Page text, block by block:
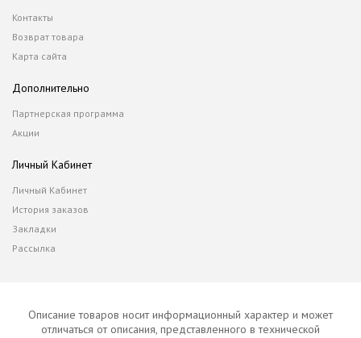
Контакты
Возврат товара
Карта сайта
Дополнительно
Партнерская программа
Акции
Личный Кабинет
Личный Кабинет
История заказов
Закладки
Рассылка
Описание товаров носит информационный характер и может
отличаться от описания, представленного в технической